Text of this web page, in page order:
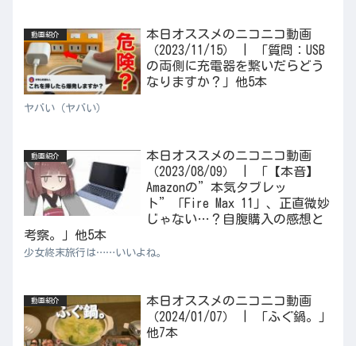
動画紹介
本日オススメのニコニコ動画
（2023/11/15） | 「質問：USB
の両側に充電器を繋いだらどう
なりますか？」他5本
ヤバい（ヤバい）
動画紹介
本日オススメのニコニコ動画
（2023/08/09） | 「【本音】
Amazonの”本気タブレッ
ト”「Fire Max 11」、正直微妙
じゃない…？自腹購入の感想と
考察。」他5本
少女終末旅行は……いいよね。
動画紹介
本日オススメのニコニコ動画
（2024/01/07） | 「ふぐ鍋。」
他7本